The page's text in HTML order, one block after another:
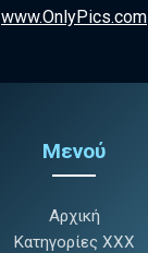
www.OnlyPics.com
Μενού
Αρχική
Κατηγορίες XXX